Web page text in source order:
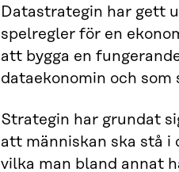
Datastrategin har gett
spelregler för en
att bygga en
dataekonomin och
Strategin har grundat
att människan ska stå i
vilka man bland annat